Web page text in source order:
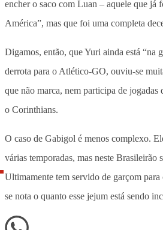
encher o saco com Luan – aquele que já
América”, mas que foi uma completa
Digamos, então, que Yuri ainda está “na
derrota para o Atlético-GO, ouviu-se
que não marca, nem participa de jogadas
o Corinthians.
O caso de Gabigol é menos complexo.
várias temporadas, mas neste Brasileirão
Ultimamente tem servido de garçom
se nota o quanto esse jejum está sendo